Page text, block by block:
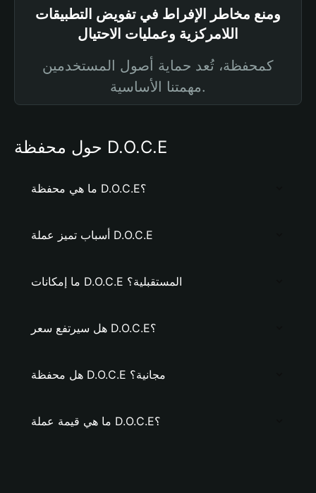
ومنع مخاطر الإفراط في تفويض التطبيقات
اللامركزية وعمليات الاحتيال
كمحفظة، تُعد حماية أصول المستخدمين
مهمتنا الأساسية.
حول محفظة D.O.C.E
ما هي محفظة D.O.C.E؟
أسباب تميز عملة D.O.C.E
ما إمكانات D.O.C.E المستقبلية؟
هل سيرتفع سعر D.O.C.E؟
هل محفظة D.O.C.E مجانية؟
ما هي قيمة عملة D.O.C.E؟